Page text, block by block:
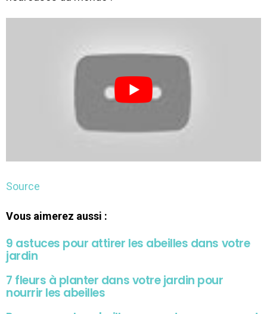
Source
Vous aimerez aussi :
9 astuces pour attirer les abeilles dans votre
jardin
7 fleurs à planter dans votre jardin pour
nourrir les abeilles